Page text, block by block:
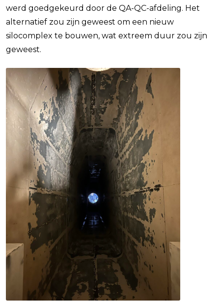
werd goedgekeurd door de QA-QC-afdeling. Het
alternatief zou zijn geweest om een nieuw
silocomplex te bouwen, wat extreem duur zou zijn
geweest.